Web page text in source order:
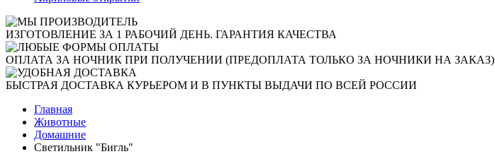
ИЗГОТОВЛЕНИЕ ЗА 1 РАБОЧИЙ ДЕНЬ. ГАРАНТИЯ КАЧЕСТВА
ОПЛАТА ЗА НОЧНИК ПРИ ПОЛУЧЕНИИ (ПРЕДОПЛАТА ТОЛЬКО ЗА НОЧНИКИ НА ЗАКАЗ)
БЫСТРАЯ ДОСТАВКА КУРЬЕРОМ И В ПУНКТЫ ВЫДАЧИ ПО ВСЕЙ РОССИИ
Главная
Животные
Домашние
Светильник "Бигль"